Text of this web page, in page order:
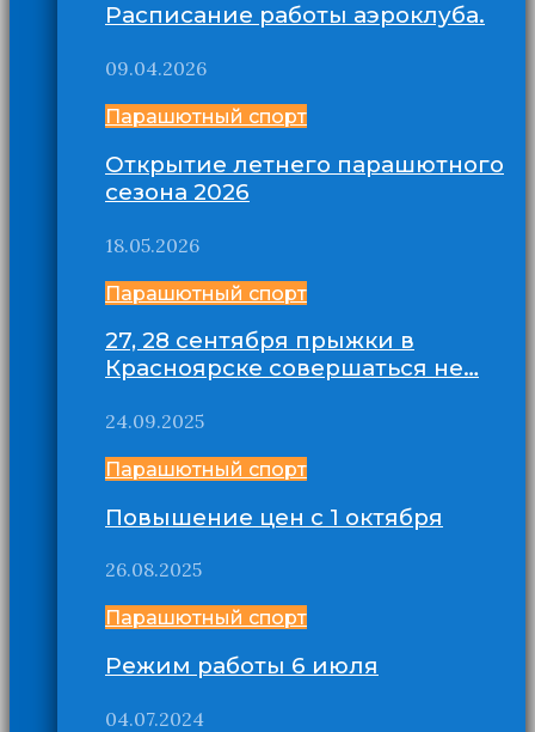
Расписание работы аэроклуба.
09.04.2026
Парашютный спорт
Открытие летнего парашютного
сезона 2026
18.05.2026
Парашютный спорт
27, 28 сентября прыжки в
Красноярске совершаться не…
24.09.2025
Парашютный спорт
Повышение цен с 1 октября
26.08.2025
Парашютный спорт
Режим работы 6 июля
04.07.2024